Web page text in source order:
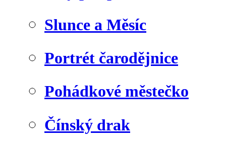
Slunce a Měsíc
Portrét čarodějnice
Pohádkové městečko
Čínský drak